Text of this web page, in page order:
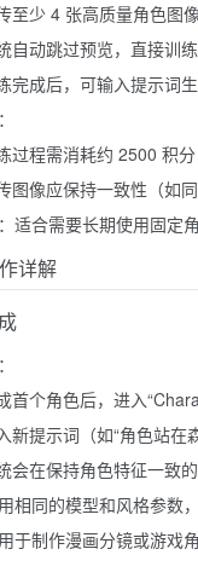
至少 4 张高质量角色图
自动跳过预览，直接训
完成后，可输入提示词
：
过程需消耗约 2500 积
图像应保持一致性（如
：适合需要长期使用固定
详解
：
首个角色后，进入
新提示词（如“角色站在
会在保持角色特征一致
相同的模型和风格参数
于制作漫画分镜或游戏角